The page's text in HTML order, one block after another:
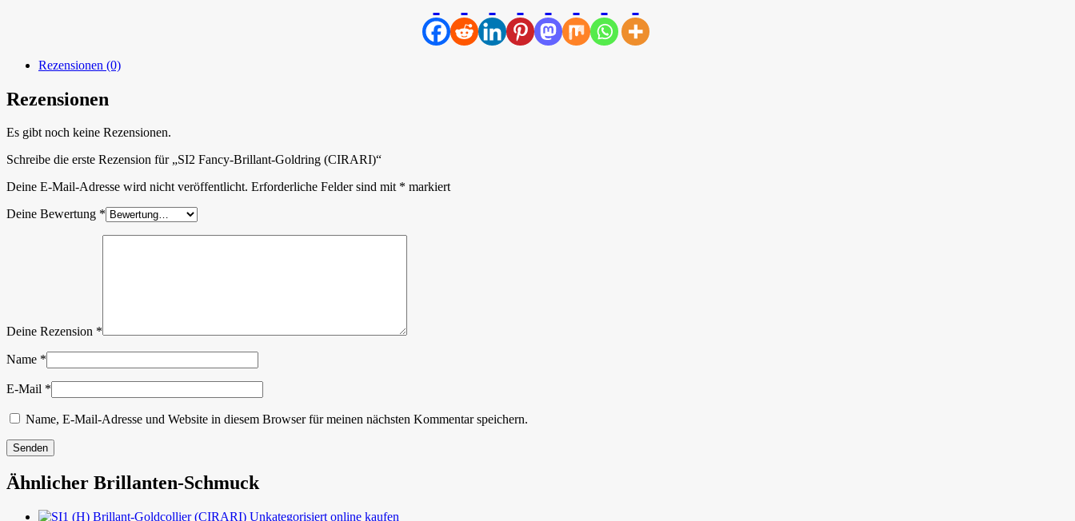
Rezensionen (0)
Rezensionen
Es gibt noch keine Rezensionen.
Schreibe die erste Rezension für „SI2 Fancy-Brillant-Goldring (CIRARI)“
Deine E-Mail-Adresse wird nicht veröffentlicht. Erforderliche Felder sind mit * markiert
Deine Bewertung *
Deine Rezension *
Name *
E-Mail *
Name, E-Mail-Adresse und Website in diesem Browser für meinen nächsten Kommentar speichern.
Ähnlicher Brillanten-Schmuck